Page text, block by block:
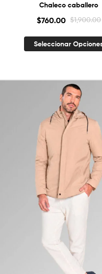
Chaleco caballero
$1,900.00
$760.00
Seleccionar